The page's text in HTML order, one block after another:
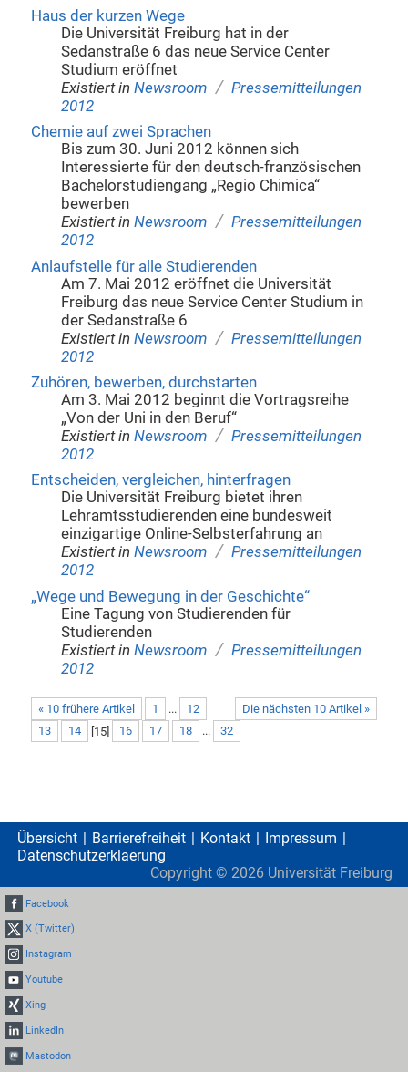
Haus der kurzen Wege
Die Universität Freiburg hat in der
Sedanstraße 6 das neue Service Center
Studium eröffnet
Existiert in Newsroom / Pressemitteilungen
2012
Chemie auf zwei Sprachen
Bis zum 30. Juni 2012 können sich
Interessierte für den deutsch-französischen
Bachelorstudiengang „Regio Chimica“
bewerben
Existiert in Newsroom / Pressemitteilungen
2012
Anlaufstelle für alle Studierenden
Am 7. Mai 2012 eröffnet die Universität
Freiburg das neue Service Center Studium in
der Sedanstraße 6
Existiert in Newsroom / Pressemitteilungen
2012
Zuhören, bewerben, durchstarten
Am 3. Mai 2012 beginnt die Vortragsreihe
„Von der Uni in den Beruf“
Existiert in Newsroom / Pressemitteilungen
2012
Entscheiden, vergleichen, hinterfragen
Die Universität Freiburg bietet ihren
Lehramtsstudierenden eine bundesweit
einzigartige Online-Selbsterfahrung an
Existiert in Newsroom / Pressemitteilungen
2012
„Wege und Bewegung in der Geschichte“
Eine Tagung von Studierenden für
Studierenden
Existiert in Newsroom / Pressemitteilungen
2012
« 10 frühere Artikel Die nächsten 10 Artikel »
1 ...
12
13
14 [15] 16 17 18 ... 32
Übersicht Barrierefreiheit Kontakt
Impressum
Datenschutzerklaerung
Copyright © 2026 Universität Freiburg
Facebook
X (Twitter)
Instagram
Youtube
Xing
LinkedIn
Mastodon